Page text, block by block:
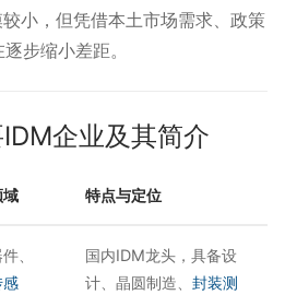
小，但凭借本土市场需求、政策
步缩小差距。
企业及其简介
域 特点与定位
、
感
国内IDM龙头，具备设
计、晶圆制造、封装测